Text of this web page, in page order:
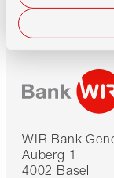
WIR Bank
Auberg 1
4002 Basel